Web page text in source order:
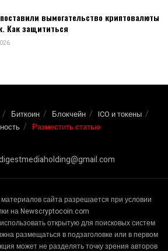
вымогательство криптовалюты
Как защититься
Биткоин Блокчейн
ICO и токены
Разместить статью
сайта разрешается при условии
на Newscryptocoin.com
открытую для поисковых систем
размещаться в подзаголовке или в первом
может не разделять точку зрения авторов